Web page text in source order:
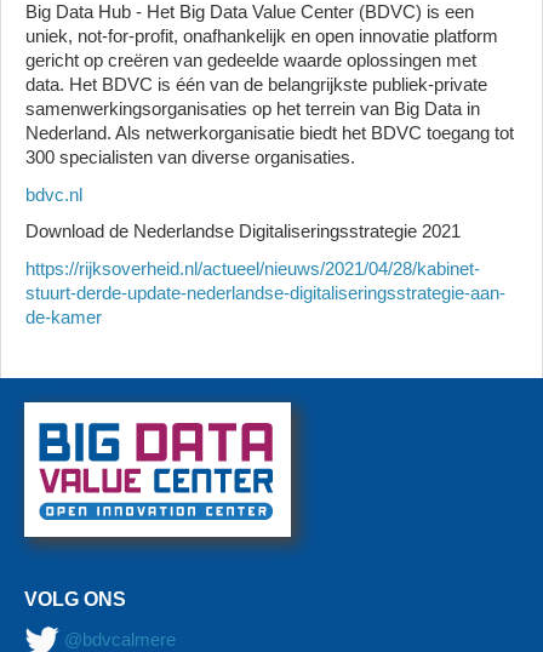
Big Data Hub - Het Big Data Value Center (BDVC) is een
uniek, not-for-profit, onafhankelijk en open innovatie platform
gericht op creëren van gedeelde waarde oplossingen met
data. Het BDVC is één van de belangrijkste publiek-private
samenwerkingsorganisaties op het terrein van Big Data in
Nederland. Als netwerkorganisatie biedt het BDVC toegang tot
300 specialisten van diverse organisaties.
bdvc.nl
Download de Nederlandse Digitaliseringsstrategie 2021
https://rijksoverheid.nl/actueel/nieuws/2021/04/28/kabinet-
stuurt-derde-update-nederlandse-digitaliseringsstrategie-aan-
de-kamer
VOLG ONS
@bdvcalmere